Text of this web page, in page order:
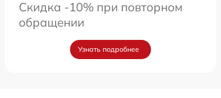
Скидка -10% при повторном
обращении
Узнать подробнее